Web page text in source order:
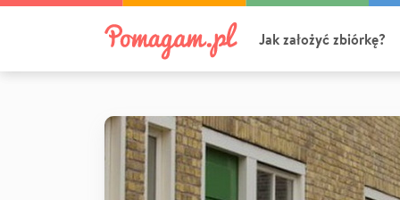
Jak założyć zbiórkę?